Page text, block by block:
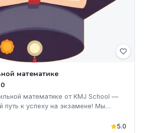
математике
математике от KMJ School —
путь к успеху на экзамене! Мы
5.0